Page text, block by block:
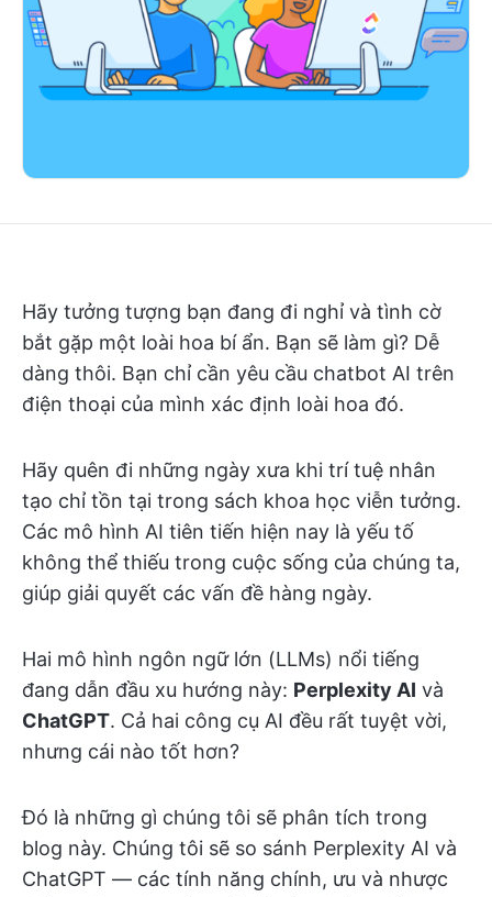
Hãy tưởng tượng bạn đang đi nghỉ và tình cờ
bắt gặp một loài hoa bí ẩn. Bạn sẽ làm gì? Dễ
dàng thôi. Bạn chỉ cần yêu cầu chatbot AI trên
điện thoại của mình xác định loài hoa đó.
Hãy quên đi những ngày xưa khi trí tuệ nhân
tạo chỉ tồn tại trong sách khoa học viễn tưởng.
Các mô hình AI tiên tiến hiện nay là yếu tố
không thể thiếu trong cuộc sống của chúng ta,
giúp giải quyết các vấn đề hàng ngày.
Hai mô hình ngôn ngữ lớn (LLMs) nổi tiếng
đang dẫn đầu xu hướng này: Perplexity AI và
ChatGPT. Cả hai công cụ AI đều rất tuyệt vời,
nhưng cái nào tốt hơn?
Đó là những gì chúng tôi sẽ phân tích trong
blog này. Chúng tôi sẽ so sánh Perplexity AI và
ChatGPT — các tính năng chính, ưu và nhược